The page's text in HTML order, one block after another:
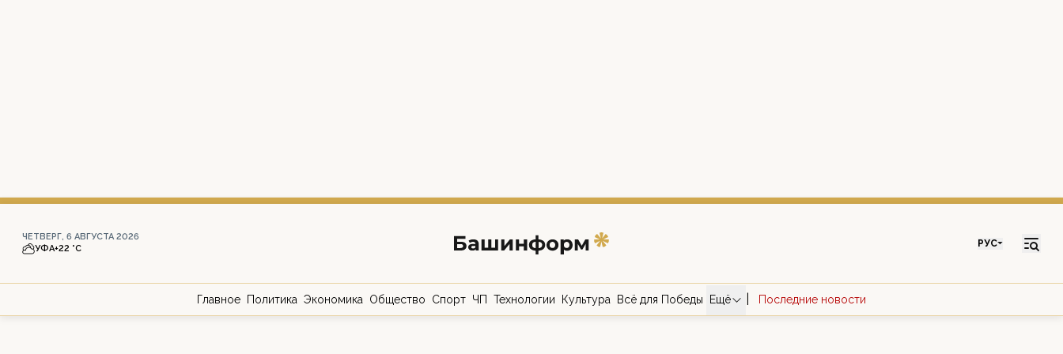
ЧЕТВЕРГ, 6 АВГУСТА 2026
УФА+22 °С РУС
Главное Политика Экономика Общество Спорт ЧП Технологии Культура Всё для Победы Ещё Последние новости